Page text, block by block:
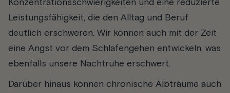
Konzentrationsschwierigkeiten und eine reduzierte
Leistungsfähigkeit, die den Alltag und Beruf
deutlich erschweren. Wir können auch mit der Zeit
eine Angst vor dem Schlafengehen entwickeln, was
ebenfalls unsere Nachtruhe erschwert.
Darüber hinaus können chronische Albträume auch